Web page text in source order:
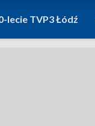
lecie TVP3 Łódź